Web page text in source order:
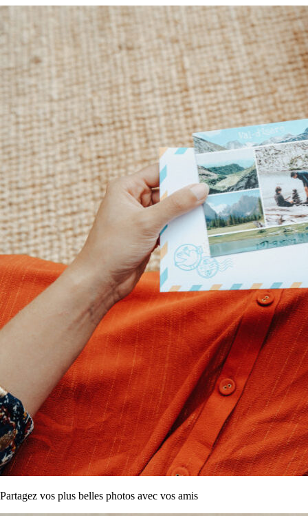
Partagez vos plus belles photos avec vos amis